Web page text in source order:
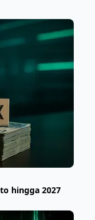
hingga 2027